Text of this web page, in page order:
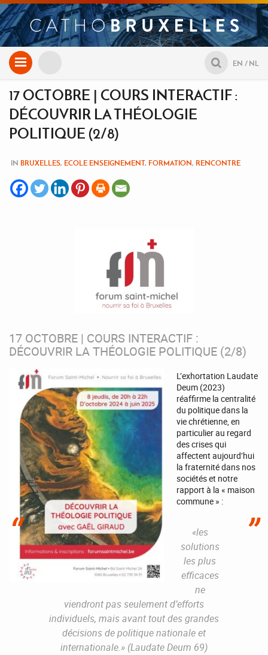
Aller
au
NL
EN
17 OCTOBRE | COURS INTERACTIF :
DÉCOUVRIR LA THÉOLOGIE
POLITIQUE (2/8)
IN BRUXELLES, ECOLE ENSEIGNEMENT, FORMATION, RENCONTRE
17 OCTOBRE | COURS INTERACTIF :
DÉCOUVRIR LA THÉOLOGIE POLITIQUE (2/8)
L’exhortation Laudate
Deum (2023)
réaffirme la centralité
du politique dans la
vie chrétienne, en
particulier au regard
des crises qui
affectent aujourd’hui
la fraternité dans nos
sociétés et notre
rapport à la « maison
commune » :
«les
solutions
les plus
efficaces
ne
viendront pas seulement d’efforts
individuels, mais avant tout des grandes
décisions de politique nationale et
internationale.» (Laudate Deum 69)